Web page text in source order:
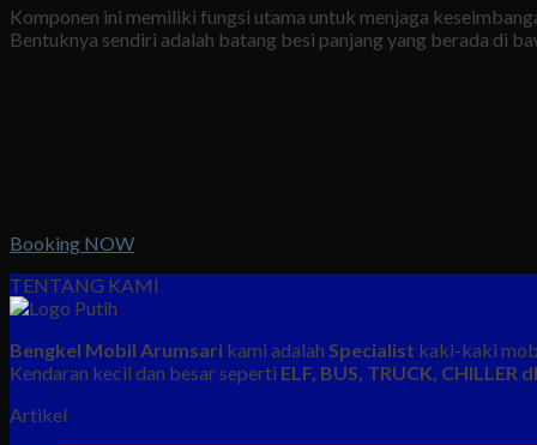
Komponen ini memiliki fungsi utama untuk menjaga
Bentuknya sendiri adalah batang besi panjang yang berada di
Booking NOW
TENTANG KAMI
Bengkel Mobil Arumsari kami adalah Specialist kaki-kaki
Kendaran kecil dan besar seperti ELF, BUS, TRUCK, CHILLER
Artikel